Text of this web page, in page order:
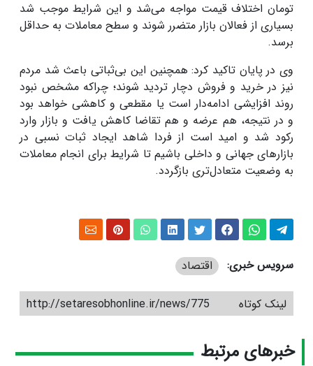
تومان اختلاف قیمت مواجه می‌شد و این شرایط موجب شد
بسیاری از فعالان بازار متضرر شوند و سطح معاملات به حداقل
برسد.
وی در پایان تاکید کرد: همچنین این بی‌ثباتی باعث شد مردم
نیز در خرید و فروش دچار تردید شوند؛ چراکه مشخص نبود
روند افزایشی ادامه‌دار است یا مقطعی و کاهشی خواهد بود
و در نتیجه، هم عرضه و هم تقاضا کاهش یافت و بازار وارد
رکود شد و امید است از فردا شاهد ایجاد ثبات نسبی در
بازارهای جهانی و داخلی باشیم تا شرایط برای انجام معاملات
به وضعیت متعادل‌تری بازگردد.
سرویس خبری: اقتصاد
لینک کوتاه http://setaresobhonline.ir/news/775
خبرهای مرتبط